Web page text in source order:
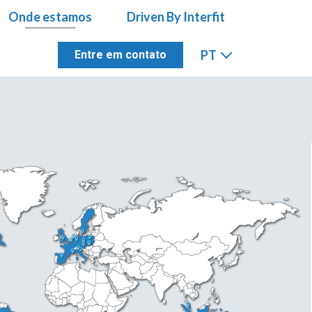
Onde estamos Driven By Interfit
Entre em contato PT
Onde estamos Driven By Interfit
Entre em contato PT